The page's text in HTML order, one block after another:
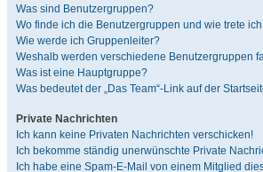
Was sind Benutzergruppen?
Wo finde ich die Benutzergruppen und wie trete
Wie werde ich Gruppenleiter?
Weshalb werden verschiedene Benutzergruppen
Was ist eine Hauptgruppe?
Was bedeutet der „Das Team“-Link auf der
Private Nachrichten
Ich kann keine Privaten Nachrichten verschicken!
Ich bekomme ständig unerwünschte Private
Ich habe eine Spam-E-Mail von einem Mitglied